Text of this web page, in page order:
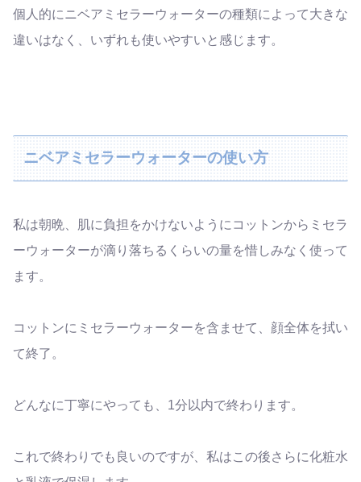
個人的にニベアミセラーウォーターの種類によって大きな
違いはなく、いずれも使いやすいと感じます。
ニベアミセラーウォーターの使い方
私は朝晩、肌に負担をかけないようにコットンからミセラ
ーウォーターが滴り落ちるくらいの量を惜しみなく使って
ます。
コットンにミセラーウォーターを含ませて、顔全体を拭い
て終了。
どんなに丁寧にやっても、1分以内で終わります。
これで終わりでも良いのですが、私はこの後さらに化粧水